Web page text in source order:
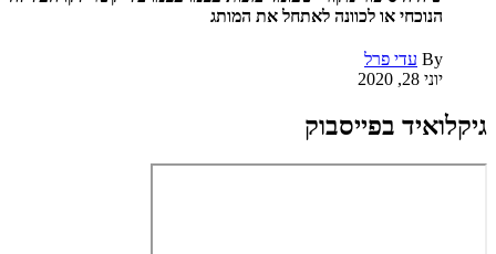
הנוכחי או לכוונה לאתחל את המותג
By עדי פרל
יוני 28, 2020
גיקלואיד בפייסבוק